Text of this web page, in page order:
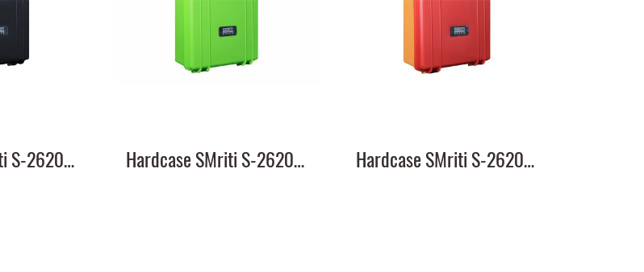
Hardcase SMriti S-2620 black - white Hardcase SMriti S-2620 green Hardcase SMriti S-2620 red - yellow